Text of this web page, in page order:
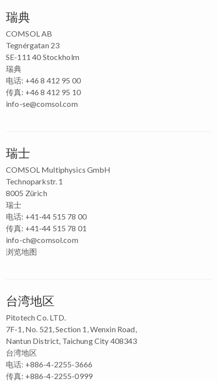
瑞典
COMSOL AB
Tegnérgatan 23
SE-111 40 Stockholm
瑞典
电话: +46 8 412 95 00
传真: +46 8 412 95 10
info-se@comsol.com
瑞士
COMSOL Multiphysics GmbH
Technoparkstr. 1
8005 Zürich
瑞士
电话: +41-44 515 78 00
传真: +41-44 515 78 01
info-ch@comsol.com
浏览地图
台湾地区
Pitotech Co. LTD.
7F-1, No. 521, Section 1, Wenxin Road,
Nantun District, Taichung City 408343
台湾地区
电话: +886-4-2255-3666
传真: +886-4-2255-0999